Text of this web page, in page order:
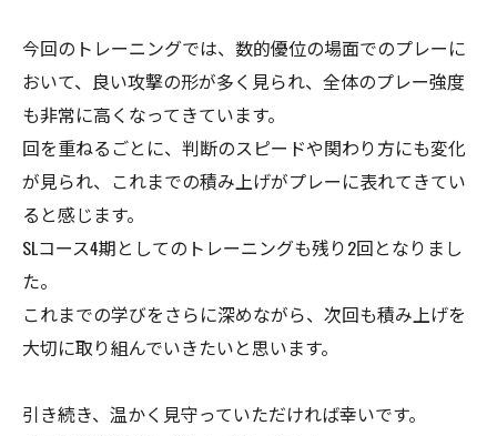
今回のトレーニングでは、数的優位の場面でのプレーに
おいて、良い攻撃の形が多く見られ、全体のプレー強度
も非常に高くなってきています。
回を重ねるごとに、判断のスピードや関わり方にも変化
が見られ、これまでの積み上げがプレーに表れてきてい
ると感じます。
SLコース4期としてのトレーニングも残り2回となりまし
た。
これまでの学びをさらに深めながら、次回も積み上げを
大切に取り組んでいきたいと思います。
引き続き、温かく見守っていただければ幸いです。